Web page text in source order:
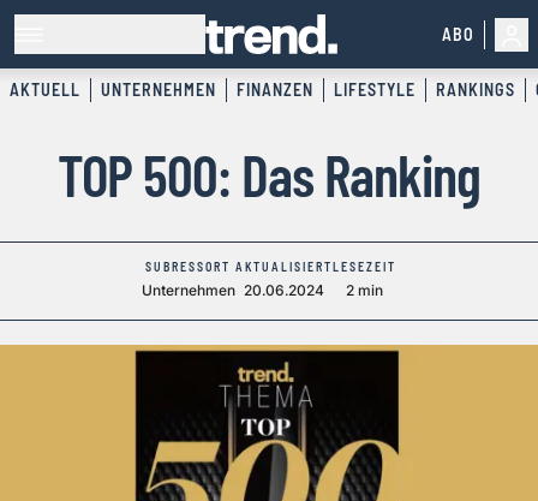
ABO
AKTUELL UNTERNEHMEN FINANZEN LIFESTYLE RANKINGS
TOP 500: Das Ranking
SUBRESSORT
Unternehmen
AKTUALISIERT
20.06.2024
LESEZEIT
2 min